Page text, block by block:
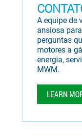
A equipe de
ansiosa
perguntas
motores a
energia,
MWM.
LEARN